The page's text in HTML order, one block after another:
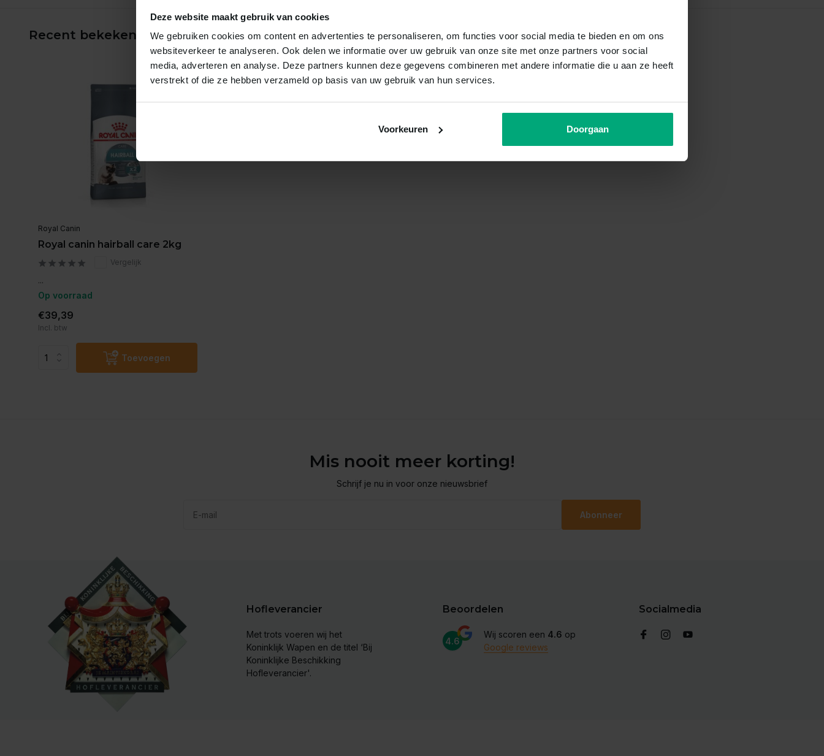
Deze website maakt gebruik van cookies
We gebruiken cookies om content en advertenties te personaliseren, om functies voor social media te bieden en om ons
websiteverkeer te analyseren. Ook delen we informatie over uw gebruik van onze site met onze partners voor social
media, adverteren en analyse. Deze partners kunnen deze gegevens combineren met andere informatie die u aan ze heeft
verstrekt of die ze hebben verzameld op basis van uw gebruik van hun services.
Voorkeuren Doorgaan
Recent bekeken
Royal Canin
Royal canin hairball care 2kg
Vergelijk
...
Op voorraad
€39,39
Incl. btw
Toevoegen
Mis nooit meer korting!
Schrijf je nu in voor onze nieuwsbrief
Abonneer
Hofleverancier
Met trots voeren wij het
Koninklijk Wapen en de titel ‘Bij
Koninklijke Beschikking
Hofleverancier'.
Beoordelen
4.6
Wij scoren een 4.6 op
Google reviews
Socialmedia